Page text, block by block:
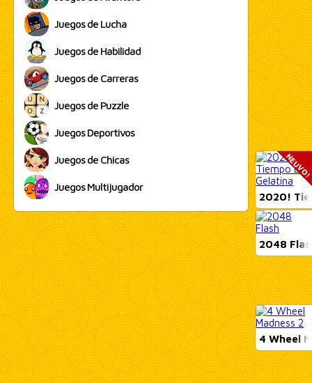
Juegos de Lucha
Juegos de Habilidad
Juegos de Carreras
Juegos de Puzzle
Juegos Deportivos
Juegos de Chicas
Juegos Multijugador
NEUVO!
2020!
2048
4 Wheel